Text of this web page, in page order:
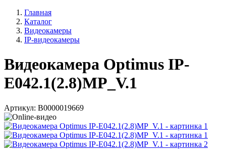
Главная
Каталог
Видеокамеры
IP-видеокамеры
Видеокамера Optimus IP-
E042.1(2.8)MP_V.1
Артикул: В0000019669